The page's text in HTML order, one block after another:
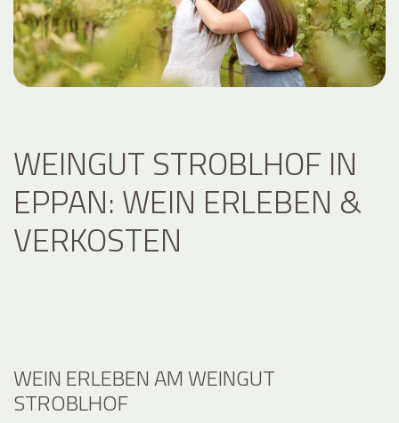
WEINGUT STROBLHOF IN
EPPAN: WEIN ERLEBEN &
VERKOSTEN
WEIN ERLEBEN AM WEINGUT
STROBLHOF